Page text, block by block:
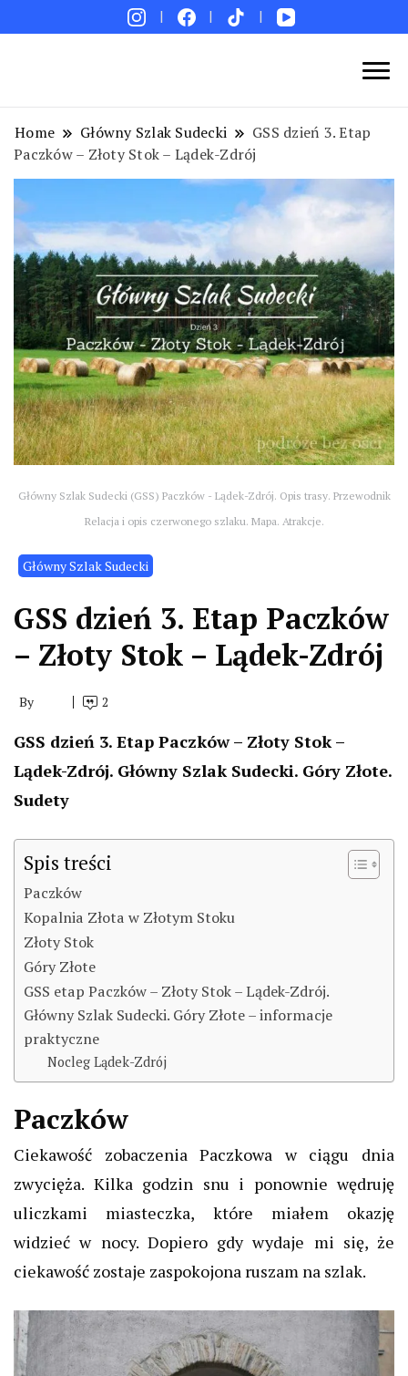
Blog podróżniczy. Najpiękniejsze miejsca w Polsce i
na świecie. Ciekawe miejsca. Pomysły na weekend i
wakacje. Porady. Relacje z podróży.
Home Główny Szlak Sudecki
GSS dzień 3. Etap
Paczków – Złoty Stok – Lądek-Zdrój
Główny Szlak Sudecki (GSS) Paczków - Lądek-Zdrój. Opis trasy. Przewodnik
Relacja i opis czerwonego szlaku. Mapa. Atrakcje.
Główny Szlak Sudecki
GSS dzień 3. Etap Paczków
– Złoty Stok – Lądek-Zdrój
By 2
GSS dzień 3. Etap Paczków – Złoty Stok –
Lądek-Zdrój. Główny Szlak Sudecki. Góry Złote.
Sudety
Spis treści
Paczków
Kopalnia Złota w Złotym Stoku
Złoty Stok
Góry Złote
GSS etap Paczków – Złoty Stok – Lądek-Zdrój.
Główny Szlak Sudecki. Góry Złote – informacje
praktyczne
Nocleg Lądek-Zdrój
Paczków
Ciekawość zobaczenia Paczkowa w ciągu dnia
zwycięża. Kilka godzin snu i ponownie wędruję
uliczkami miasteczka, które miałem okazję
widzieć w nocy. Dopiero gdy wydaje mi się, że
ciekawość zostaje zaspokojona ruszam na szlak.